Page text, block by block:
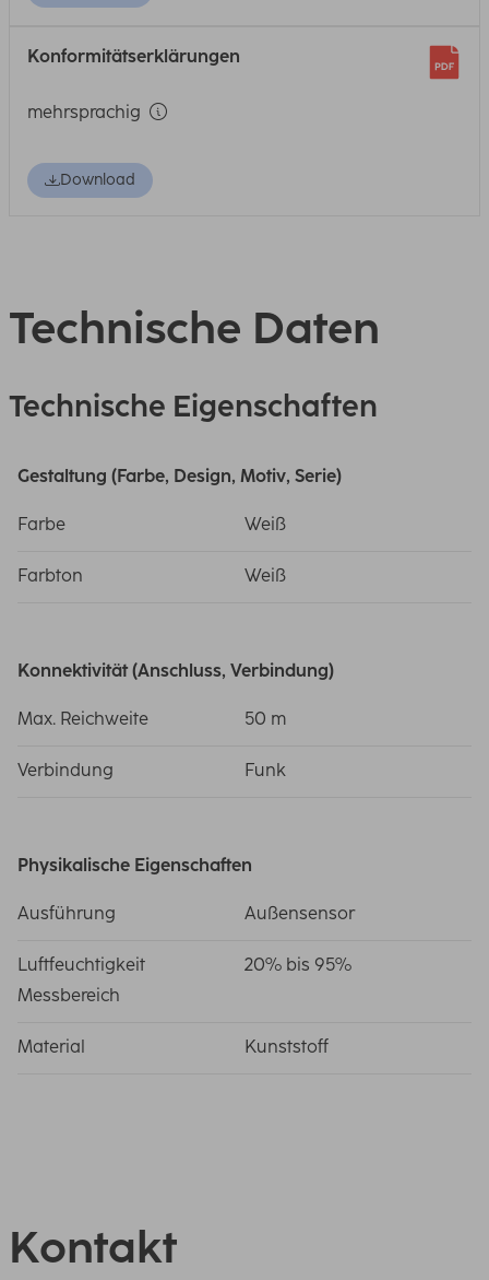
Konformitätserklärungen
mehrsprachig
Download
Technische Daten
Technische Eigenschaften
Gestaltung (Farbe, Design, Motiv, Serie)
Farbe Weiß
Farbton Weiß
Konnektivität (Anschluss, Verbindung)
Max. Reichweite 50 m
Verbindung Funk
Physikalische Eigenschaften
Ausführung Außensensor
Luftfeuchtigkeit
Messbereich
20% bis 95%
Material Kunststoff
Kontakt